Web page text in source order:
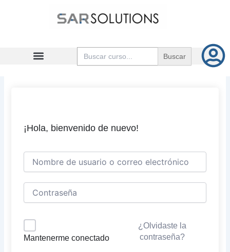
Buscar:
¡Hola, bienvenido de nuevo!
Mantenerme conectado
¿Olvidaste la
contraseña?